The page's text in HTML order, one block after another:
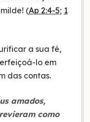
(Ap 2:4-5; 1
a sua fé,
lo em
das contas.
amados,
como